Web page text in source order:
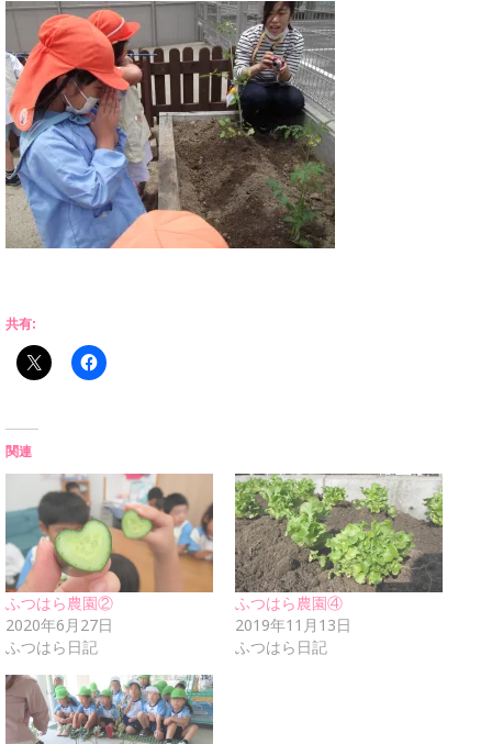
共有:
関連
ふつはら農園②
2020年6月27日
ふつはら日記
ふつはら農園④
2019年11月13日
ふつはら日記